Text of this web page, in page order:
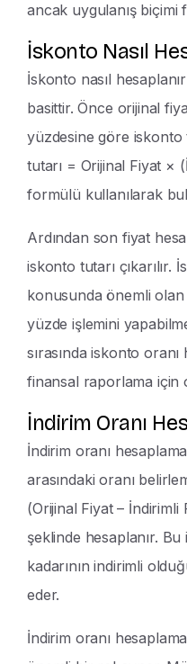
ancak uygulanış biçimi
İskonto Nasıl
İskonto nasıl
basittir. Önce orijinal
yüzdesine göre iskonto
tutarı = Orijinal Fiyat ×
formülü kullanılarak
Ardından son fiyat
iskonto tutarı çıkarılır.
konusunda önemli
yüzde işlemini
sırasında iskonto
finansal raporlama için
İndirim Oranı
İndirim oranı
arasındaki oranı
(Orijinal Fiyat –
şeklinde hesaplanır.
kadarının indirimli
eder.
İndirim oranı